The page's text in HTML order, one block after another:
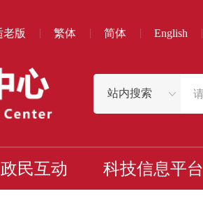
老版 繁体 简体 English
政民互动 科技信息平台